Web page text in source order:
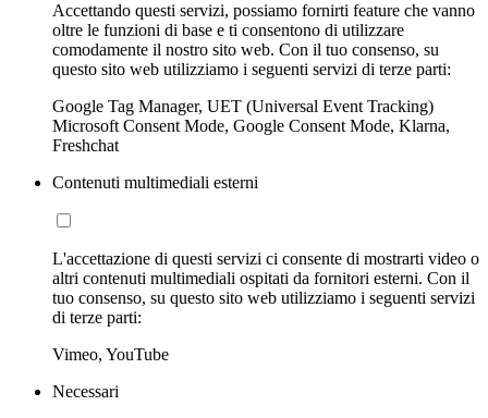
Accettando questi servizi, possiamo fornirti feature che vanno
oltre le funzioni di base e ti consentono di utilizzare
comodamente il nostro sito web. Con il tuo consenso, su
questo sito web utilizziamo i seguenti servizi di terze parti:
Google Tag Manager, UET (Universal Event Tracking)
Microsoft Consent Mode, Google Consent Mode, Klarna,
Freshchat
Contenuti multimediali esterni
L'accettazione di questi servizi ci consente di mostrarti video o
altri contenuti multimediali ospitati da fornitori esterni. Con il
tuo consenso, su questo sito web utilizziamo i seguenti servizi
di terze parti:
Vimeo, YouTube
Necessari